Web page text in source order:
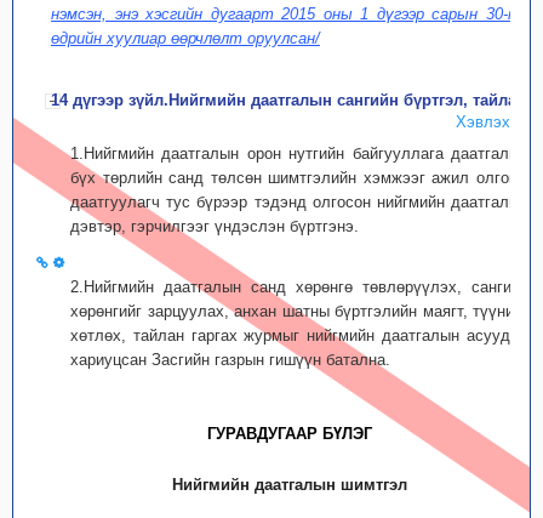
нэмсэн, энэ хэсгийн дугаарт 2015 оны 1 дүгээр сарын 30-ны
өдрийн хуулиар өөрчлөлт оруулсан/
14 дүгээр зүйл.Нийгмийн даатгалын сангийн бүртгэл, тайлан
Хэвлэх
1.Нийгмийн даатгалын орон нутгийн байгууллага даатгалын
бүх төрлийн санд төлсөн шимтгэлийн хэмжээг ажил олгогч,
даатгуулагч тус бүрээр тэдэнд олгосон нийгмийн даатгалын
дэвтэр, гэрчилгээг үндэслэн бүртгэнэ.
2.Нийгмийн даатгалын санд хөрөнгө төвлөрүүлэх, сангийн
хөрөнгийг зарцуулах, анхан шатны бүртгэлийн маягт, түүнийг
хөтлөх, тайлан гаргах журмыг нийгмийн даатгалын асуудал
хариуцсан Засгийн газрын гишүүн батална.
ГУРАВДУГААР БҮЛЭГ
Нийгмийн даатгалын шимтгэл